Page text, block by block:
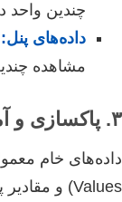
چندین
داده‌های پنل:
مشاهده
۳. پاکسازی و آماده‌سازی داده‌ها